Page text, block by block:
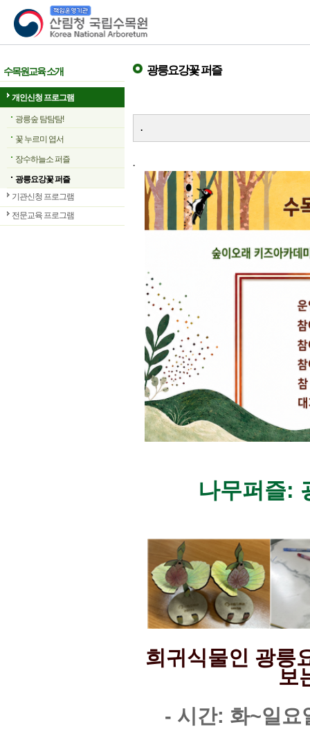
산림청 국립수목원
수목원교육 소개
개인신청 프로그램
광릉숲 탐탐탐!
꽃 누르미 엽서
장수하늘소 퍼즐
광릉요강꽃 퍼즐
기관신청 프로그램
전문교육 프로그램
광릉요강꽃 퍼즐
.
.
나무퍼즐:
희귀식물인 광릉
보
- 시간: 화~일요